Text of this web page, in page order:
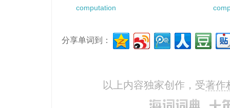
computation
分享单词到：
以上内容独家创作，受著作